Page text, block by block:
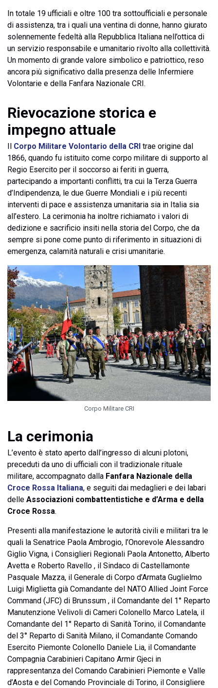
In totale 19 ufficiali e oltre 100 tra sottoufficiali e personale
di assistenza, tra i quali una ventina di donne, hanno giurato
solennemente fedeltà alla Repubblica Italiana nell’ottica di
un servizio responsabile e umanitario rivolto alla collettività.
Un momento di grande valore simbolico e patriottico, reso
ancora più significativo dalla presenza delle Infermiere
Volontarie e della Fanfara Nazionale CRI.
Rievocazione storica e
impegno attuale
Il Corpo Militare Volontario della CRI trae origine dal
1866, quando fu istituito come corpo militare di supporto al
Regio Esercito per il soccorso ai feriti in guerra,
partecipando a importanti conflitti, tra cui la Terza Guerra
d’Indipendenza, le due Guerre Mondiali e i più recenti
interventi di pace e assistenza umanitaria sia in Italia sia
all’estero. La cerimonia ha inoltre richiamato i valori di
dedizione e sacrificio insiti nella storia del Corpo, che da
sempre si pone come punto di riferimento in situazioni di
emergenza, calamità naturali e crisi umanitarie.
Corpo Militare CRI
La cerimonia
L’evento è stato aperto dall’ingresso di alcuni plotoni,
preceduti da uno di ufficiali con il tradizionale rituale
militare, accompagnato dalla Fanfara Nazionale della
Croce Rossa Italiana, e seguiti dai medaglieri e dei labari
delle Associazioni combattentistiche e d’Arma e della
Croce Rossa.
Presenti alla manifestazione le autorità civili e militari tra le
quali la Senatrice Paola Ambrogio, l’Onorevole Alessandro
Giglio Vigna, i Consiglieri Regionali Paola Antonetto, Alberto
Avetta e Roberto Ravello , il Sindaco di Castellamonte
Pasquale Mazza, il Generale di Corpo d’Armata Guglielmo
Luigi Miglietta già Comandante del NATO Allied Joint Force
Command (JFC) di Brunssum , il Comandante del 1° Reparto
Manutenzione Velivoli di Cameri Colonello Marco Latela, il
Comandante del 1° Reparto di Sanità Torino, il Comandante
del 3° Reparto di Sanità Milano, il Comandante Comando
Esercito Piemonte Colonello Daniele Lia, il Comandante
Compagnia Carabinieri Capitano Armir Gjeci in
rappresentanza del Comando Carabinieri Piemonte e Valle
d’Aosta e del Comando Provinciale di Torino, il Consigliere